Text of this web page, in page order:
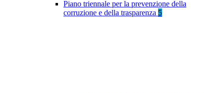
Piano triennale per la prevenzione della
corruzione e della trasparenza 5